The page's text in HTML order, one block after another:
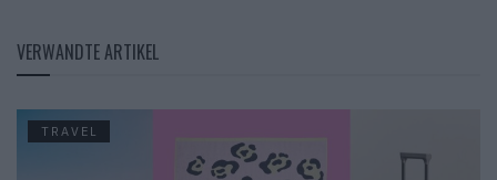
VERWANDTE ARTIKEL
TRAVEL